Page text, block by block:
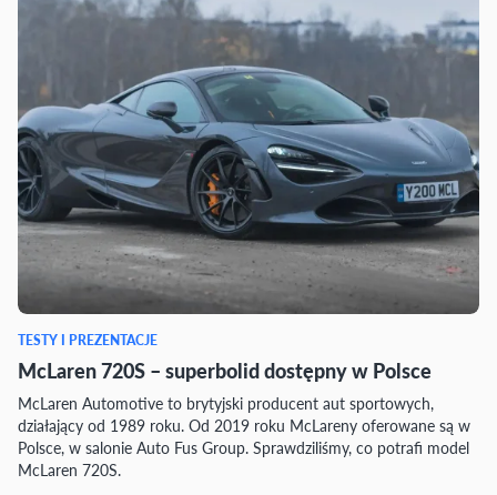
TESTY I PREZENTACJE
McLaren 720S – superbolid dostępny w Polsce
McLaren Automotive to brytyjski producent aut sportowych,
działający od 1989 roku. Od 2019 roku McLareny oferowane są w
Polsce, w salonie Auto Fus Group. Sprawdziliśmy, co potrafi model
McLaren 720S.